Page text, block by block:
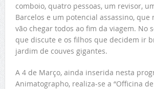
comboio, quatro pessoas, um revisor,
Barcelos e um potencial assassino, que
vão chegar todos ao fim da viagem. No
que discute e os filhos que decidem ir
jardim de couves gigantes.
A 4 de Março, ainda inserida nesta
Animatographo, realiza-se a “Officina